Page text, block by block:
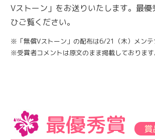
Vストーン」をお送りいたします。最
ひご覧ください。
※「無償Vストーン」の配布は6/21（木）メン
※受賞者コメントは原文のまま掲載しておりま
最優秀賞